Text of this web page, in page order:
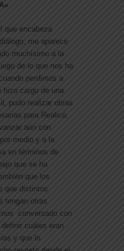
que encabeza
me aparece
muchísimo a la
de lo que nos ha
perdimos a
hizo cargo de una
pudo realizar obras
para Realicó,
aún con
medio y a la
en términos de
que se ha
que los
que distintos
tengan otras
conversado con
cuáles eran
y que lo